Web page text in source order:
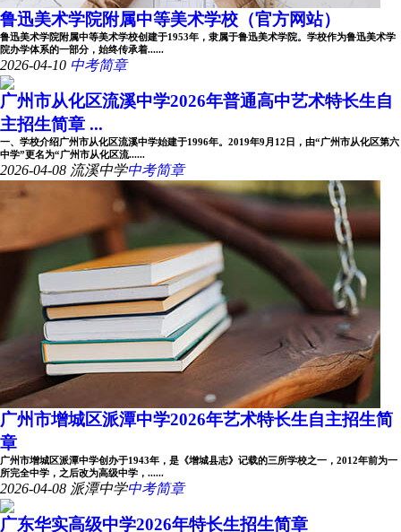
鲁迅美术学院附属中等美术学校（官方网站）
鲁迅美术学院附属中等美术学校创建于1953年，隶属于鲁迅美术学院。学校作为鲁迅美术学
院办学体系的一部分，始终传承着......
2026-04-10 中考简章
广州市从化区流溪中学2026年普通高中艺术特长生自
主招生简章 ...
一、学校介绍广州市从化区流溪中学始建于1996年。2019年9月12日，由“广州市从化区第六
中学”更名为“广州市从化区流......
2026-04-08 流溪中学中考简章
广州市增城区派潭中学2026年艺术特长生自主招生简
章
广州市增城区派潭中学创办于1943年，是《增城县志》记载的三所学校之一，2012年前为一
所完全中学，之后改为高级中学，......
2026-04-08 派潭中学中考简章
广东华实高级中学2026年特长生招生简章